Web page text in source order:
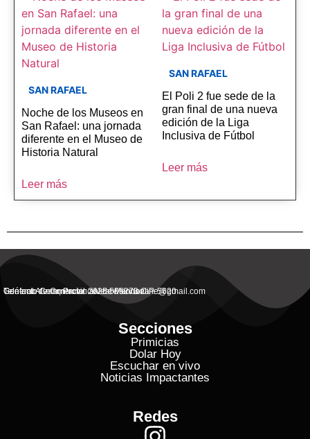
SAN RAFAEL
Noche de los Museos en
San Rafael: una jornada
diferente en el Museo de
Historia Natural
Leer más
SAN RAFAEL
El Poli 2 fue sede de la
gran final de una nueva
edición de la Liga
Inclusiva de Fútbol
Leer más
General Alvear, Provincial de Mendoza
Contacto Commercial: alvearvisionanline@gmail.com
Teléfono de Contacto: 2625 506273 C.P. 5620
Secciones
Primicias
Dolar Hoy
Escuchar en vivo
Noticias Impactantes
Redes